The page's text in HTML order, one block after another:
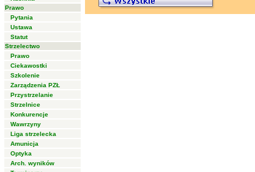
Prawo
Pytania
Ustawa
Statut
Strzelectwo
Prawo
Ciekawostki
Szkolenie
Zarządzenia PZŁ
Przystrzelanie
Strzelnice
Konkurencje
Wawrzyny
Liga strzelecka
Amunicja
Optyka
Arch. wyników